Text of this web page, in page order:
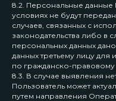
8.2. Персональные данные
условиях не будут
случаев, связанных с
законодательства либо в
персональных данных
данных третьему лицу для
по гражданско-
8.3. В случае выявления
Пользователь может
путем направления
Мероприятия
О клубе
Наши тренеры
Локации тренировок
ИНФОРМАЦИЯ